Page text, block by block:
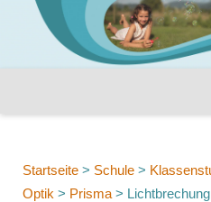
Startseite > Schule >
Optik > Prisma >